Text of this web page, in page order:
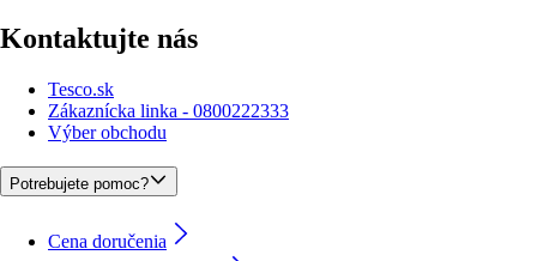
Kontaktujte nás
Tesco.sk
Zákaznícka linka - 0800222333
Výber obchodu
Potrebujete pomoc?
Cena doručenia